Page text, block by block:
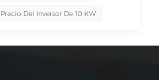
Precio Del Inversor De 10 KW